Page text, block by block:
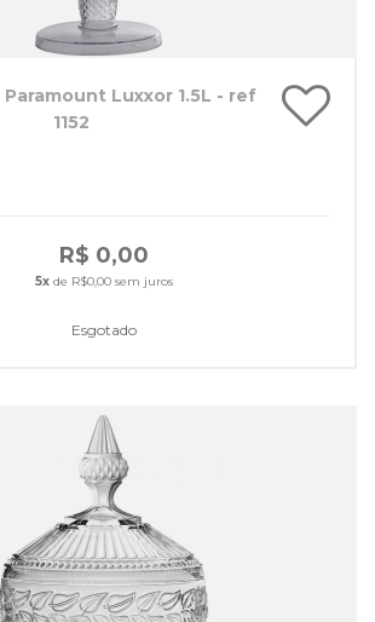
Luxxor 1.5L - ref
1152
R$ 0,00
5x de R$0,00 sem juros
Esgotado